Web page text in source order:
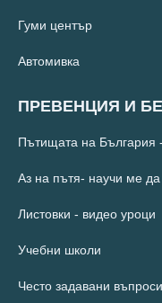
Гуми център
Автомивка
ПРЕВЕНЦИЯ И
Пътищата на България
Аз на пътя- научи ме
Листовки - видео уроци
Учебни школи
Често задавани